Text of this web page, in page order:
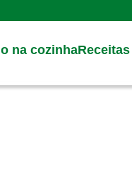
na cozinhaReceitas